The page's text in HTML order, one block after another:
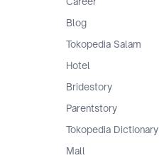
Blog
Tokopedia Salam
Hotel
Bridestory
Parentstory
Tokopedia Dictionary
Mall